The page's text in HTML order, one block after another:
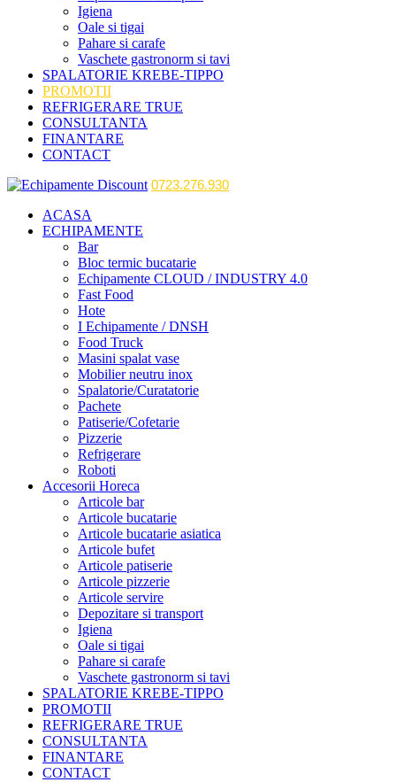
Igiena
Oale si tigai
Pahare si carafe
Vaschete gastronorm si tavi
SPALATORIE KREBE-TIPPO
PROMOTII
REFRIGERARE TRUE
CONSULTANTA
FINANTARE
CONTACT
0723.276.930
ACASA
ECHIPAMENTE
Bar
Bloc termic bucatarie
Echipamente CLOUD / INDUSTRY 4.0
Fast Food
Hote
I Echipamente / DNSH
Food Truck
Masini spalat vase
Mobilier neutru inox
Spalatorie/Curatatorie
Pachete
Patiserie/Cofetarie
Pizzerie
Refrigerare
Roboti
Accesorii Horeca
Articole bar
Articole bucatarie
Articole bucatarie asiatica
Articole bufet
Articole patiserie
Articole pizzerie
Articole servire
Depozitare si transport
Igiena
Oale si tigai
Pahare si carafe
Vaschete gastronorm si tavi
SPALATORIE KREBE-TIPPO
PROMOTII
REFRIGERARE TRUE
CONSULTANTA
FINANTARE
CONTACT